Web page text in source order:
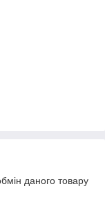
даного товару